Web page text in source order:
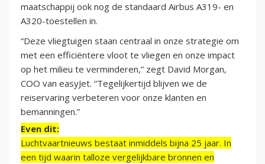
maatschappij ook nog de standaard Airbus A319- en
A320-toestellen in.
“Deze vliegtuigen staan centraal in onze strategie om
met een efficiëntere vloot te vliegen en onze impact
op het milieu te verminderen,” zegt David Morgan,
COO van easyJet. “Tegelijkertijd blijven we de
reiservaring verbeteren voor onze klanten en
bemanningen.”
Even dit:
Luchtvaartnieuws bestaat inmiddels bijna 25 jaar. In
een tijd waarin talloze vergelijkbare bronnen en